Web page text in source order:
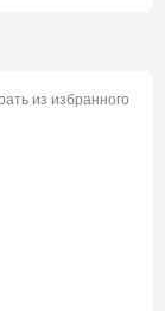
из избранного